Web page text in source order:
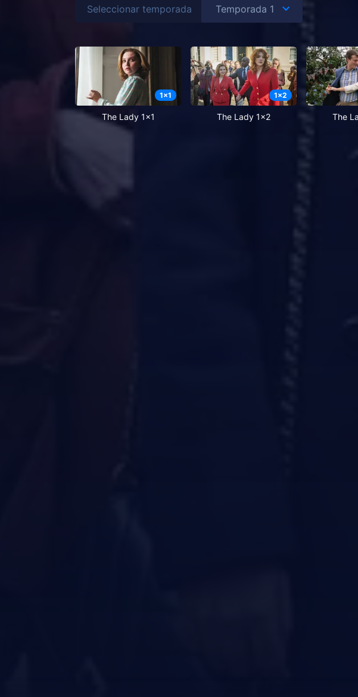
Seleccionar temporada
1x1
The Lady 1x1
1x2
The Lady 1x2 The